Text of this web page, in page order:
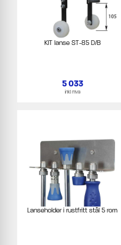
KIT lanse ST-85 D/B
5 033
inkl mva
Lanseholder i rustfritt stål 5 rom